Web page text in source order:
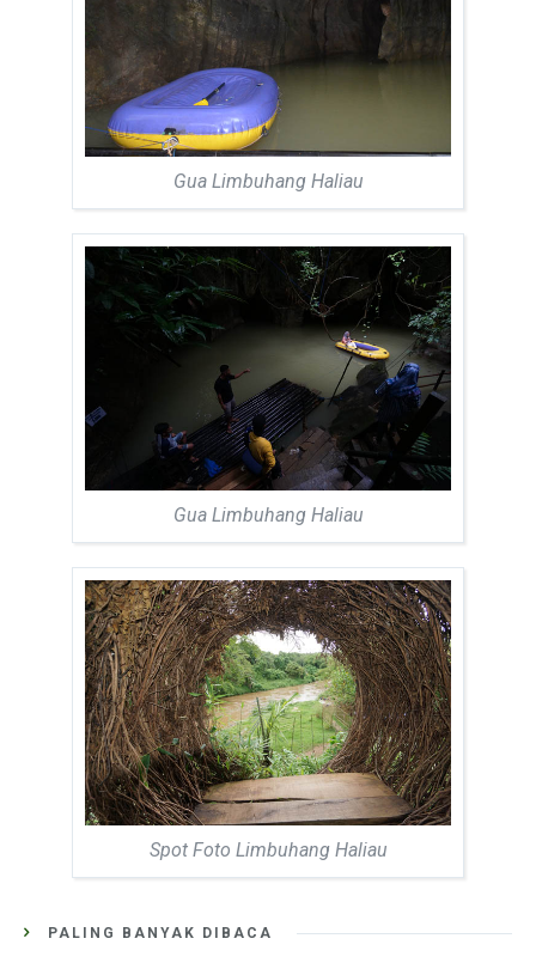
Gua Limbuhang Haliau
Gua Limbuhang Haliau
Spot Foto Limbuhang Haliau
PALING BANYAK DIBACA